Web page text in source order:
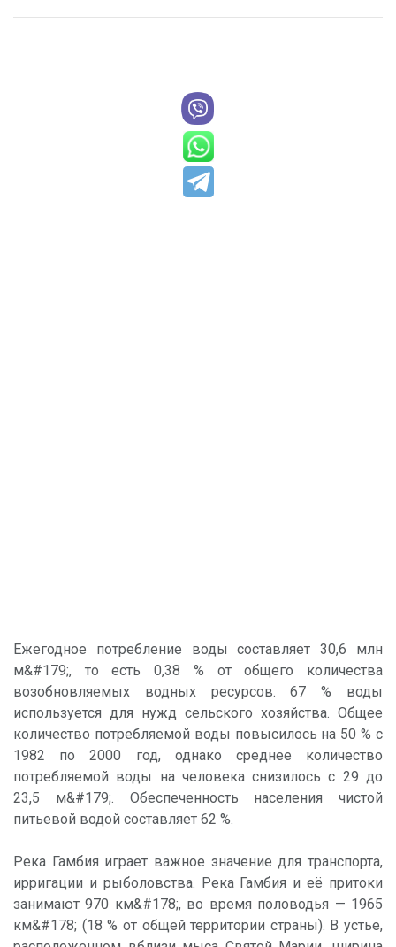
Ежегодное потребление воды составляет 30,6 млн
м&#179;, то есть 0,38 % от общего количества
возобновляемых водных ресурсов. 67 % воды
используется для нужд сельского хозяйства. Общее
количество потребляемой воды повысилось на 50 % с
1982 по 2000 год, однако среднее количество
потребляемой воды на человека снизилось с 29 до
23,5 м&#179;. Обеспеченность населения чистой
питьевой водой составляет 62 %.
Река Гамбия играет важное значение для транспорта,
ирригации и рыболовства. Река Гамбия и её притоки
занимают 970 км&#178;, во время половодья — 1965
км&#178; (18 % от общей территории страны). В устье,